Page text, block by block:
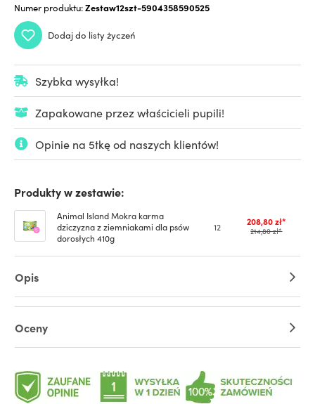
Numer produktu:Zestaw12szt-5904358590525
Dodaj do listy życzeń
Szybka wysyłka!
Zapakowane przez właścicieli pupili!
Opinie na 5tkę od naszych klientów!
Produkty w zestawie:
Animal Island Mokra karma
dziczyzna z ziemniakami dla psów
dorosłych 410g
12 208,80 zł*
214,80 zł*
Opis
Oceny